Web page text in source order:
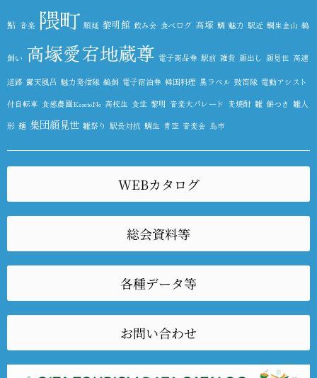
鮎 音楽 隈町 順延 黎明館 飲み会 食べログ 高塚 鯛 魅力 駅近 鯛生金山 鵜
飼い 高塚愛宕地蔵尊 電子商品券 駅前 雑貨 顔出し 顔見世 高速
道路 露天風呂 魅力発信隊 鵜飼 電子宿泊券 韓国料理 黒ラベル 鼓笛隊 電動アシスト
付自転車 食感農園KazetoNe 高校生 食堂 黎明 音楽大パレード 麦焼酎 雛 餅つき 雛人
形 麺 集団顔見世 雛祭り 駅長対抗 鯛生 青空 音楽会 鳥市
WEBカタログ
総会資料等
各種データ等
お問い合わせ